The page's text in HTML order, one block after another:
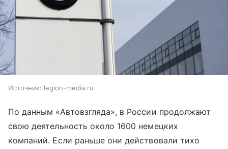
Источник: legion-media.ru
По данным «Автовзгляда», в России продолжают
свою деятельность около 1600 немецких
компаний. Если раньше они действовали тихо